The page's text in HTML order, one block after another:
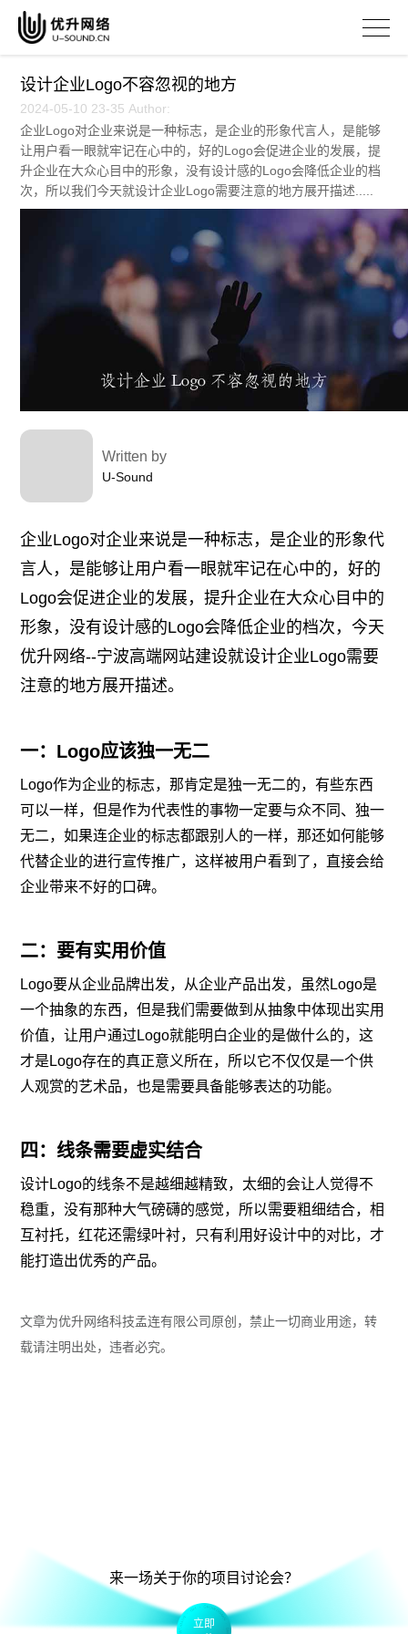
设计企业Logo不容忽视的地方
2024-05-10 23-35 Author:
企业Logo对企业来说是一种标志，是企业的形象代言人，是能够
让用户看一眼就牢记在心中的，好的Logo会促进企业的发展，提
升企业在大众心目中的形象，没有设计感的Logo会降低企业的档
次，所以我们今天就设计企业Logo需要注意的地方展开描述.....
Written by
U-Sound
企业Logo对企业来说是一种标志，是企业的形象代
言人，是能够让用户看一眼就牢记在心中的，好的
Logo会促进企业的发展，提升企业在大众心目中的
形象，没有设计感的Logo会降低企业的档次，今天
优升网络--宁波高端网站建设就设计企业Logo需要
注意的地方展开描述。
一：Logo应该独一无二
Logo作为企业的标志，那肯定是独一无二的，有些东西
可以一样，但是作为代表性的事物一定要与众不同、独一
无二，如果连企业的标志都跟别人的一样，那还如何能够
代替企业的进行宣传推广，这样被用户看到了，直接会给
企业带来不好的口碑。
二：要有实用价值
Logo要从企业品牌出发，从企业产品出发，虽然Logo是
一个抽象的东西，但是我们需要做到从抽象中体现出实用
价值，让用户通过Logo就能明白企业的是做什么的，这
才是Logo存在的真正意义所在，所以它不仅仅是一个供
人观赏的艺术品，也是需要具备能够表达的功能。
四：线条需要虚实结合
设计Logo的线条不是越细越精致，太细的会让人觉得不
稳重，没有那种大气磅礴的感觉，所以需要粗细结合，相
互衬托，红花还需绿叶衬，只有利用好设计中的对比，才
能打造出优秀的产品。
文章为优升网络科技孟连有限公司原创，禁止一切商业用途，转
载请注明出处，违者必究。
来一场关于你的项目讨论会？
立即